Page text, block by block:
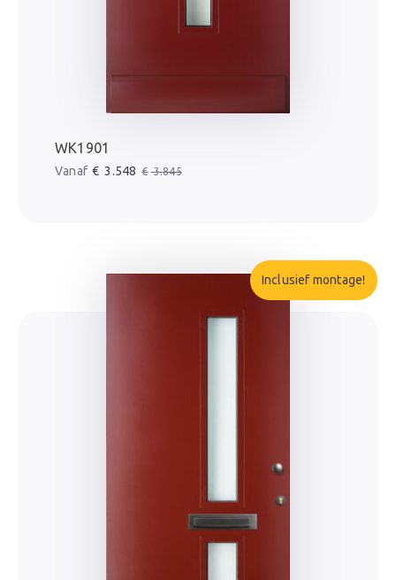
WK1901
€ 3.845
Oorspronkelijke prijs was: € 3.845.
€ 3.548
Huidige prijs is: € 3.548.
Inclusief montage!